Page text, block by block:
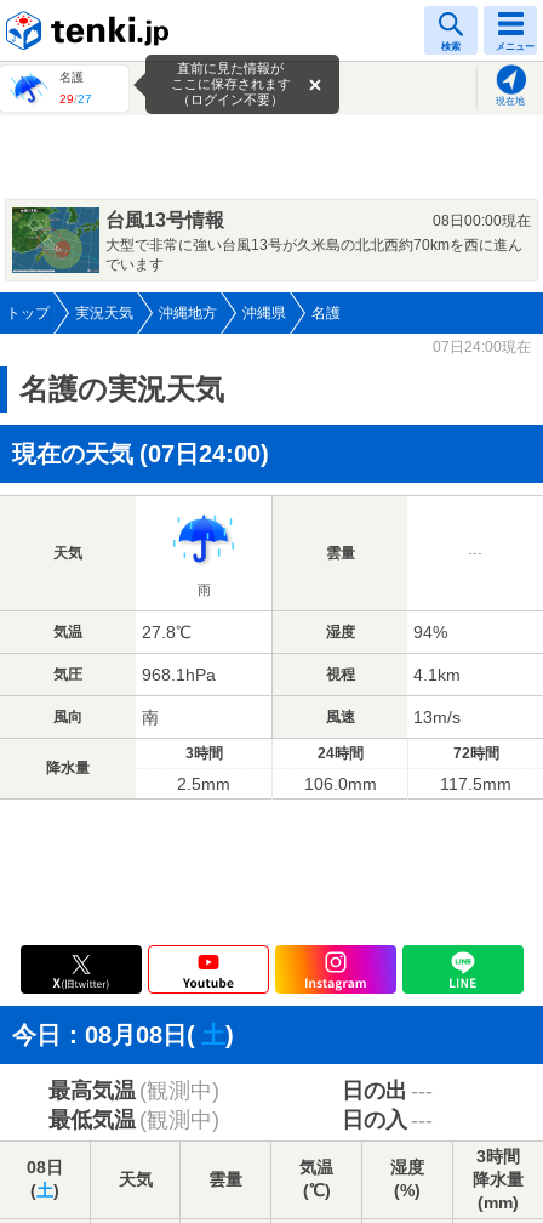
検索 メニュー
名護
29/27 現在地
直前に見た情報が
ここに保存されます
（ログイン不要）
台風13号情報
08日00:00現在
大型で非常に強い台風13号が久米島の北北西約70kmを西に進ん
でいます
トップ 実況天気 沖縄地方 沖縄県
名護
07日24:00現在
名護の実況天気
現在の天気 (07日24:00)
天気
雨
雲量 ---
気温 27.8℃ 湿度 94%
気圧 968.1hPa 視程 4.1km
風向 南 風速 13m/s
降水量
3時間
2.5mm
24時間
106.0mm
72時間
117.5mm
今日：08月08日( 土)
最高気温 (観測中) 日の出 ---
最低気温 (観測中) 日の入 ---
08日
(土)
天気 雲量
気温
(℃)
湿度
(%)
3時間
降水量
(mm)